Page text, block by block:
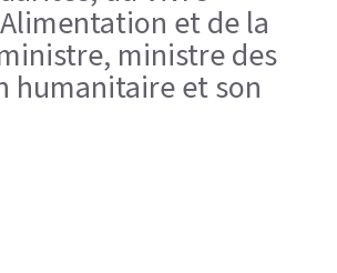
et de la
ministre des
humanitaire et son